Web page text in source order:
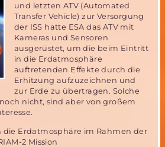
und letzten ATV (Automated
Transfer Vehicle) zur Versorgung
der ISS hatte ESA das ATV mit
Kameras und Sensoren
ausgerüstet, um die beim Eintritt
in die Erdatmosphäre
auftretenden Effekte durch die
Erhitzung aufzuzeichnen und
zur Erde zu übertragen. Solche
nicht, sind aber von großem
die Erdatmosphäre im Rahmen der
2 Mission